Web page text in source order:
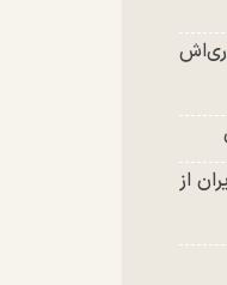
درصدی ایران از